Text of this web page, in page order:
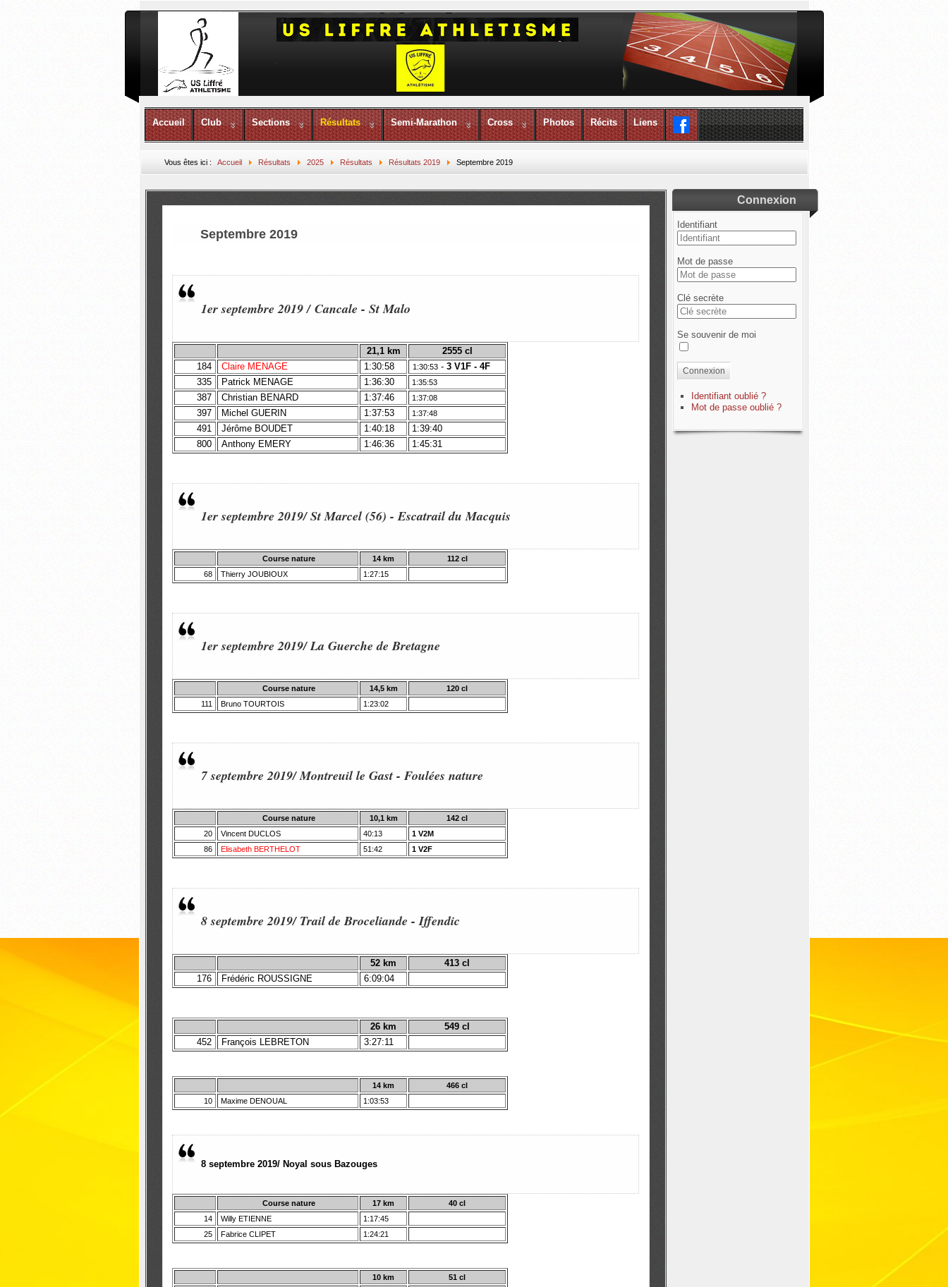
Accueil Club Sections Résultats Semi-Marathon Cross Photos Récits Liens
Vous êtes ici :Accueil Résultats 2025 Résultats Résultats 2019 Septembre 2019
Septembre 2019
1er septembre 2019 /Cancale - St Malo
21,1 km
2555 cl
184
Claire MENAGE 1:30:58 1:30:53 -3 V1F - 4F
335
Patrick MENAGE 1:36:30 1:35:53
387 Christian BENARD 1:37:46 1:37:08
397 Michel GUERIN 1:37:53 1:37:48
491 Jérôme BOUDET 1:40:18
1:39:40
800
Anthony EMERY 1:46:36 1:45:31
1er septembre 2019/ St Marcel (56)- Escatrail du Macquis
Course nature 14 km
112 cl
68
Thierry JOUBIOUX 1:27:15
1er septembre 2019/ La Guerche de Bretagne
Course nature 14,5 km
120 cl
111
Bruno TOURTOIS 1:23:02
7 septembre 2019/ Montreuil le Gast - Foulées nature
Course nature 10,1 km
142 cl
20
Vincent DUCLOS 40:13
1 V2M
86
Elisabeth BERTHELOT 51:42 1 V2F
8 septembre 2019/ Trail de Broceliande - Iffendic
52 km
413 cl
176
Frédéric ROUSSIGNE 6:09:04
26 km
549 cl
452
François LEBRETON 3:27:11
14 km
466 cl
10
Maxime DENOUAL 1:03:53
8 septembre 2019/ Noyal sous Bazouges
Course nature 17 km
40 cl
14
Willy ETIENNE
1:17:45
25
Fabrice CLIPET 1:24:21
10 km
51 cl
Connexion
Identifiant
Mot de passe
Clé secrète
Se souvenir de moi
Connexion
Identifiant oublié ?
Mot de passe oublié ?